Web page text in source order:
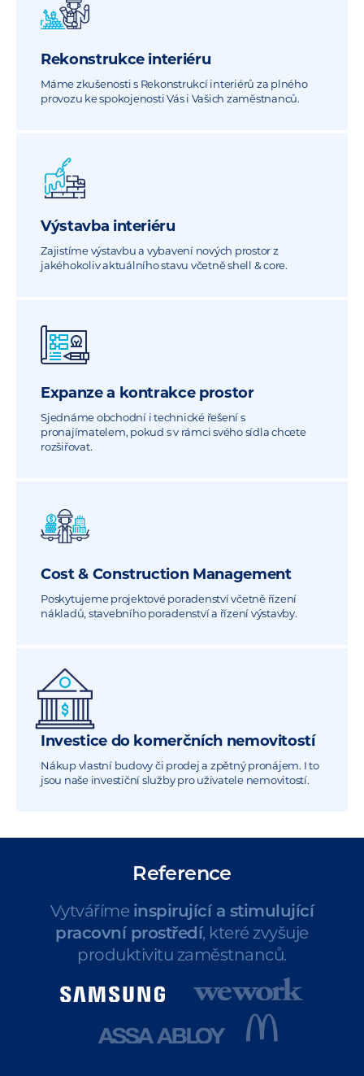
Rekonstrukce interiéru
Máme zkušenosti s Rekonstrukcí interiérů za plného
provozu ke spokojenosti Vás i Vašich zaměstnanců.
Výstavba interiéru
Zajistíme výstavbu a vybavení nových prostor z
jakéhokoliv aktuálního stavu včetně shell & core.
Expanze a kontrakce prostor
Sjednáme obchodní i technické řešení s
pronajímatelem, pokud s v rámci svého sídla chcete
rozšiřovat.
Cost & Construction Management
Poskytujeme projektové poradenství včetně řízení
nákladů, stavebního poradenství a řízení výstavby.
Investice do komerčních nemovitostí
Nákup vlastní budovy či prodej a zpětný pronájem. I to
jsou naše investiční služby pro uživatele nemovitostí.
Reference
Vytváříme inspirující a stimulující
pracovní prostředí, které zvyšuje
produktivitu zaměstnanců.